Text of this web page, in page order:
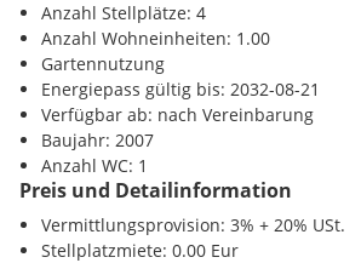
Anzahl Stellplätze: 4
Anzahl Wohneinheiten: 1.00
Gartennutzung
Energiepass gültig bis: 2032-08-21
Verfügbar ab: nach Vereinbarung
Baujahr: 2007
Anzahl WC: 1
Preis und Detailinformation
Vermittlungsprovision: 3% + 20% USt.
Stellplatzmiete: 0.00 Eur